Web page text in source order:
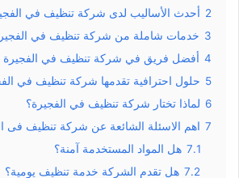
2 أحدث الأساليب لدى شركة تنظيف في
3 خدمات شاملة من شركة تنظيف في
4 أفضل فريق في شركة تنظيف في الفجيرة
5 حلول احترافية تقدمها شركة تنظيف في
6 لماذا تختار شركة تنظيف في الفجيرة؟
7 اهم الاسئلة الشائعة عن شركة تنظيف فى
7.1 هل المواد المستخدمة آمنة؟
7.2 هل تقدم الشركة خدمة تنظيف يومية؟